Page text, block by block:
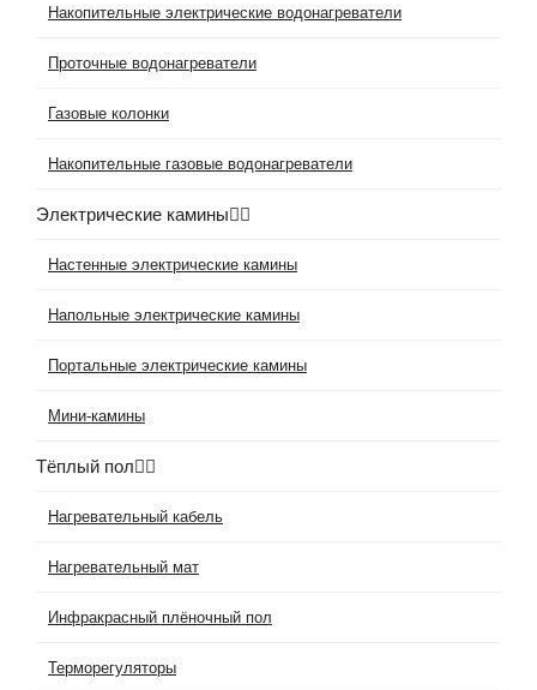
Накопительные электрические водонагреватели
Проточные водонагреватели
Газовые колонки
Накопительные газовые водонагреватели
Электрические камины
Настенные электрические камины
Напольные электрические камины
Портальные электрические камины
Мини-камины
Тёплый пол
Нагревательный кабель
Нагревательный мат
Инфракрасный плёночный пол
Терморегуляторы